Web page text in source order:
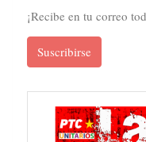
¡Recibe en tu correo
Suscribirse